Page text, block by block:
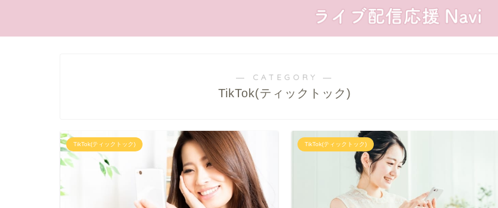
― CATEGORY ―
TikTok(ティックトック)
TikTok(ティックトック) TikTok(ティックトック)